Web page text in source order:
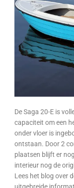
De Saga 20-E is
capaciteit om een
onder vloer is
ontstaan. Door 2
plaatsen blijft er
interieur nog de
Lees het blog over